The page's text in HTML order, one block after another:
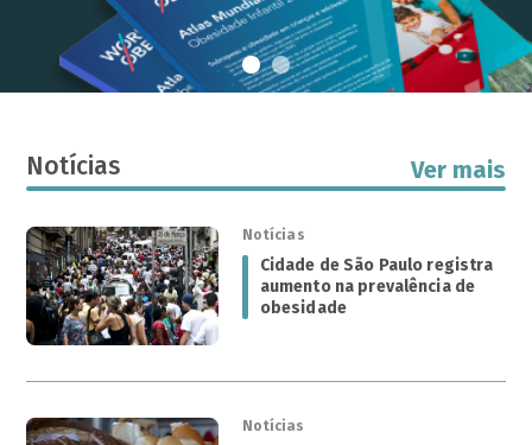
Notícias Ver mais
Notícias
Cidade de São Paulo registra
aumento na prevalência de
obesidade
Notícias